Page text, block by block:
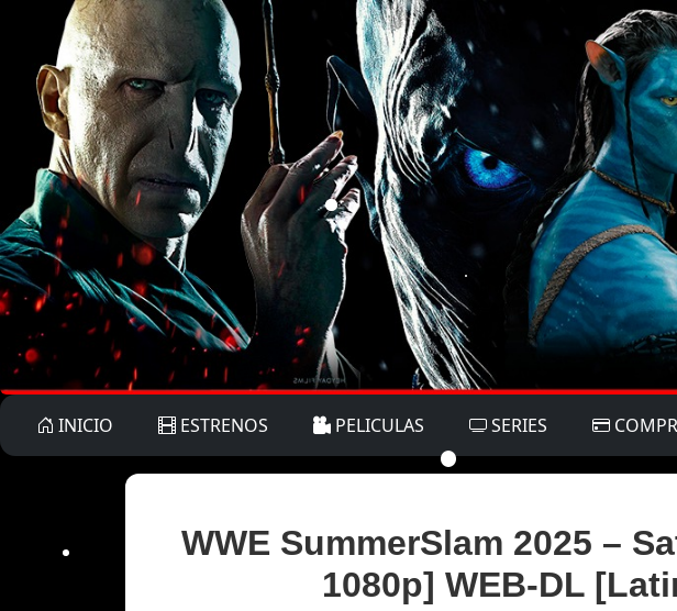
INICIO ESTRENOS PELICULAS SERIES
WWE SummerSlam 2025 –
1080p] WEB-DL